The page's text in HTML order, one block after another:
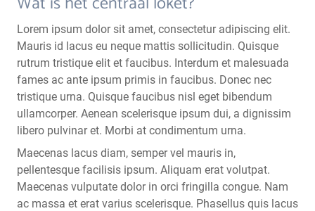
Lorem ipsum dolor sit amet, consectetur adipiscing elit.
Mauris id lacus eu neque mattis sollicitudin. Quisque
rutrum tristique elit et faucibus. Interdum et malesuada
fames ac ante ipsum primis in faucibus. Donec nec
tristique urna. Quisque faucibus nisl eget bibendum
ullamcorper. Aenean scelerisque ipsum dui, a dignissim
libero pulvinar et. Morbi at condimentum urna.
Maecenas lacus diam, semper vel mauris in,
pellentesque facilisis ipsum. Aliquam erat volutpat.
Maecenas vulputate dolor in orci fringilla congue. Nam
ac massa et erat varius scelerisque. Phasellus quis lacus